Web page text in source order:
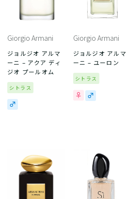
Giorgio Armani
ジョルジオ アルマ
ーニ – アクア ディ
ジオ プールオム
シトラス
Giorgio Armani
ジョルジオ アルマ
ーニ – ユーロン
シトラス